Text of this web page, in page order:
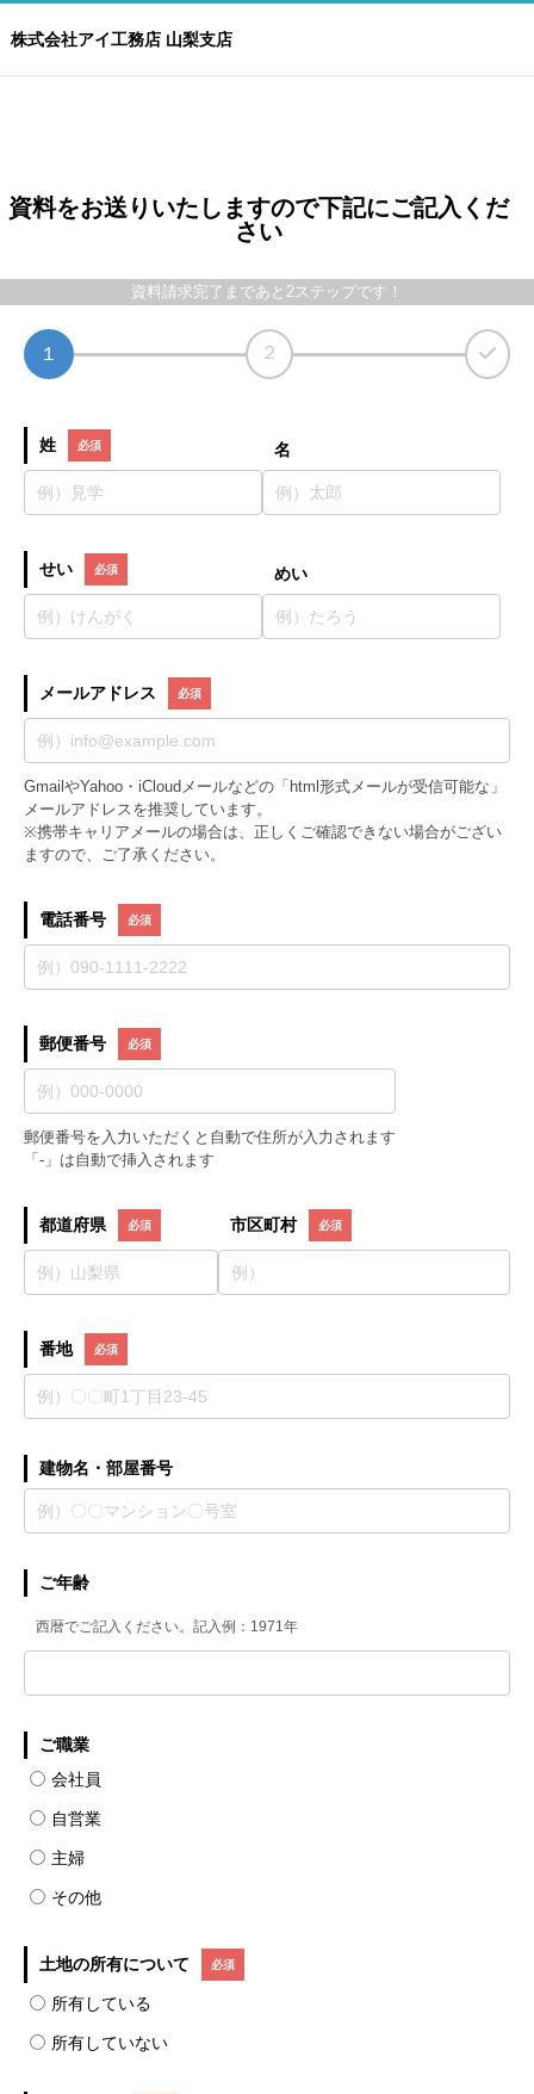
株式会社アイ工務店 山梨支店
資料をお送りいたしますので下記にご記入くだ
さい
資料請求完了まであと2ステップです！
１ ２
姓 名
せい めい
メールアドレス
GmailやYahoo・iCloudメールなどの「html形式メールが受信可能な」
メールアドレスを推奨しています。
※携帯キャリアメールの場合は、正しくご確認できない場合がござい
ますので、ご了承ください。
電話番号
郵便番号
郵便番号を入力いただくと自動で住所が入力されます
「-」は自動で挿入されます
都道府県 市区町村
番地
建物名・部屋番号
ご年齢
西暦でご記入ください。記入例：1971年
ご職業
会社員
自営業
主婦
その他
土地の所有について
所有している
所有していない